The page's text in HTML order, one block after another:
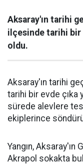
Aksaray'ın tarihi
ilçesinde tarihi bir
oldu.
Aksaray'ın tarihi
tarihi bir evde çıka
sürede alevlere
ekiplerince
Yangın,
Akrapol sokakta